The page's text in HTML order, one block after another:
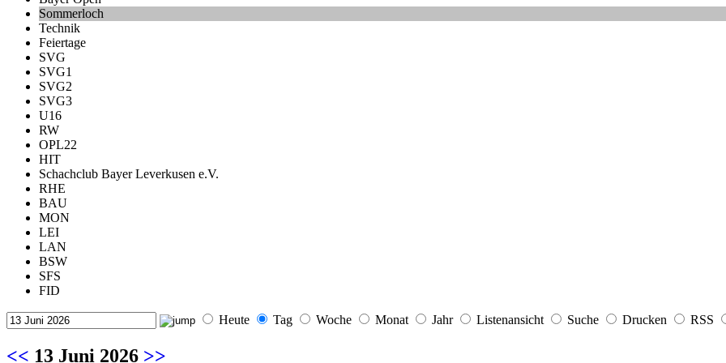
Sommerloch
Technik
Feiertage
SVG
SVG1
SVG2
SVG3
U16
RW
OPL22
HIT
Schachclub Bayer Leverkusen e.V.
RHE
BAU
MON
LEI
LAN
BSW
SFS
FID
Heute Tag Woche Monat Jahr Listenansicht Suche Drucken RSS
<< 13 Juni 2026 >>